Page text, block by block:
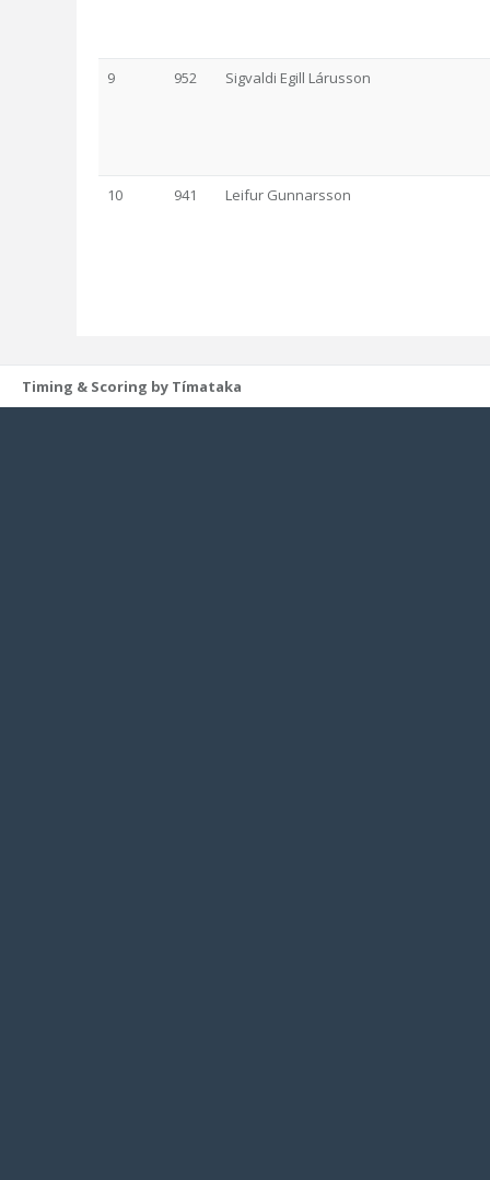
9 952 Sigvaldi Egill Lárusson
10 941 Leifur Gunnarsson
Timing & Scoring by Tímataka